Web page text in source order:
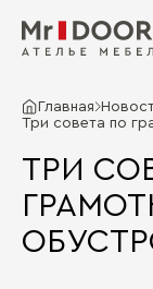
Главная
Три совета по
ТРИ